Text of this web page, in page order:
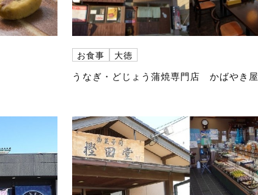
お食事 大徳
うなぎ・どじょう蒲焼専門店 かばやき屋